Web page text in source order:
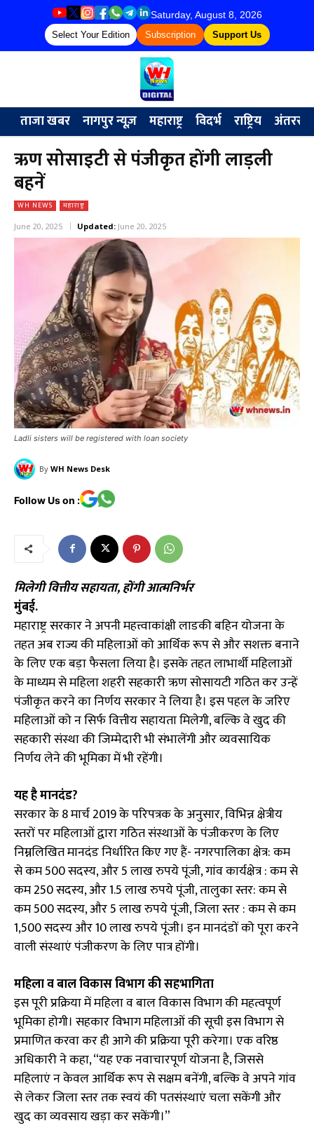
Saturday, August 8, 2026
Select Your Edition Subscription Support Us
ताजा खबर नागपुर न्यूज़ महाराष्ट्र विदर्भ राष्ट्रिय
ऋण सोसाइटी से पंजीकृत होंगी लाड़ली
बहनें
WH NEWS महाराष्ट्र
June 20, 2025 Updated: June 20, 2025
Ladli sisters will be registered with loan society
By WH News Desk
Follow Us on :
मिलेगी वित्तीय सहायता, होंगी आत्मनिर्भर
मुंबई.
महाराष्ट्र सरकार ने अपनी महत्त्वाकांक्षी लाडकी बहिन योजना के
तहत अब राज्य की महिलाओं को आर्थिक रूप से और सशक्त बनाने
के लिए एक बड़ा फैसला लिया है। इसके तहत लाभार्थी महिलाओं
के माध्यम से महिला शहरी सहकारी ऋण सोसायटी गठित कर उन्हें
पंजीकृत करने का निर्णय सरकार ने लिया है। इस पहल के जरिए
महिलाओं को न सिर्फ वित्तीय सहायता मिलेगी, बल्कि वे खुद की
सहकारी संस्था की जिम्मेदारी भी संभालेंगी और व्यवसायिक
निर्णय लेने की भूमिका में भी रहेंगी।
यह है मानदंड?
सरकार के 8 मार्च 2019 के परिपत्रक के अनुसार, विभिन्न क्षेत्रीय
स्तरों पर महिलाओं द्वारा गठित संस्थाओं के पंजीकरण के लिए
निम्नलिखित मानदंड निर्धारित किए गए हैं- नगरपालिका क्षेत्र: कम
से कम 500 सदस्य, और 5 लाख रुपये पूंजी, गांव कार्यक्षेत्र : कम से
कम 250 सदस्य, और 1.5 लाख रुपये पूंजी, तालुका स्तर: कम से
कम 500 सदस्य, और 5 लाख रुपये पूंजी, जिला स्तर : कम से कम
1,500 सदस्य और 10 लाख रुपये पूंजी। इन मानदंडों को पूरा करने
वाली संस्थाएं पंजीकरण के लिए पात्र होंगी।
महिला व बाल विकास विभाग की सहभागिता
इस पूरी प्रक्रिया में महिला व बाल विकास विभाग की महत्वपूर्ण
भूमिका होगी। सहकार विभाग महिलाओं की सूची इस विभाग से
प्रमाणित करवा कर ही आगे की प्रक्रिया पूरी करेगा। एक वरिष्ठ
अधिकारी ने कहा, “यह एक नवाचारपूर्ण योजना है, जिससे
महिलाएं न केवल आर्थिक रूप से सक्षम बनेंगी, बल्कि वे अपने गांव
से लेकर जिला स्तर तक स्वयं की पतसंस्थाएं चला सकेंगी और
खुद का व्यवसाय खड़ा कर सकेंगी।”